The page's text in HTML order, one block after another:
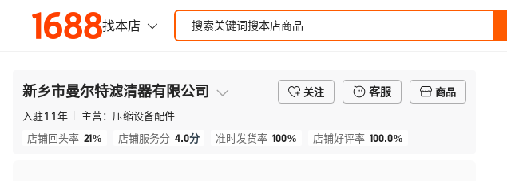
新乡市曼尔特滤清器有限公司 关注 客服
商品
入驻11年 主营： 压缩设备配件
店铺回头率 21% 店铺服务分 4.0分 准时发货率 100% 店铺好评率 100.0%